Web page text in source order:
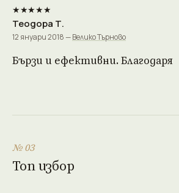
★★★★★
Теодора Т.
12 януари 2018 —Велико Търново
Бързи и ефективни. Благодаря
№ 03
Топ избор